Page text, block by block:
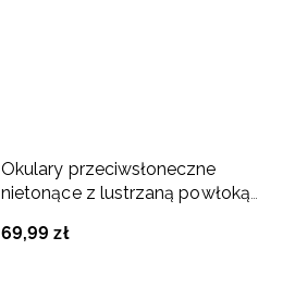
Okulary przeciwsłoneczne
nietonące z lustrzaną powłoką
69,99 zł